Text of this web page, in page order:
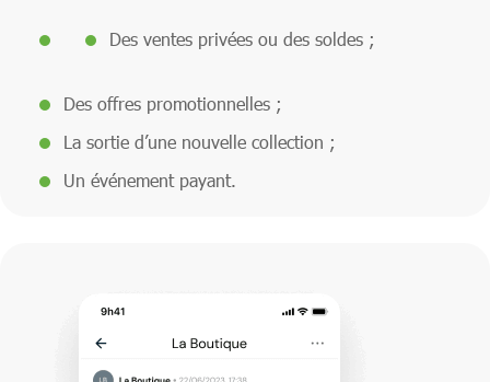
Des ventes privées ou des soldes ;
Des offres promotionnelles ;
La sortie d’une nouvelle collection ;
Un événement payant.